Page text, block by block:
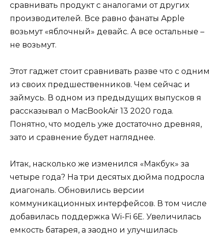
сравнивать продукт с аналогами от других
производителей. Все равно фанаты Apple
возьмут «яблочный» девайс. А все остальные –
не возьмут.
Этот гаджет стоит сравнивать разве что с одним
из своих предшественников. Чем сейчас и
займусь. В одном из предыдущих выпусков я
рассказывал о MacBookAir 13 2020 года.
Понятно, что модель уже достаточно древняя,
зато и сравнение будет нагляднее.
Итак, насколько же изменился «Макбук» за
четыре года? На три десятых дюйма подросла
диагональ. Обновились версии
коммуникационных интерфейсов. В том числе
добавилась поддержка Wi-Fi 6E. Увеличилась
емкость батарея, а заодно и улучшилась